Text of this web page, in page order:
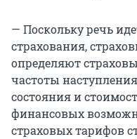
— Поскольку речь
страхования,
определяют
частоты
состояния и
финансовых
страховых тарифов